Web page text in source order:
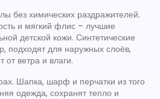
без химических раздражителей.
и мягкий флис – лучшие
детской кожи. Синтетические
подходят для наружных слоёв,
ветра и влаги.
Шапка, шарф и перчатки из того
одежда, сохранят тепло и